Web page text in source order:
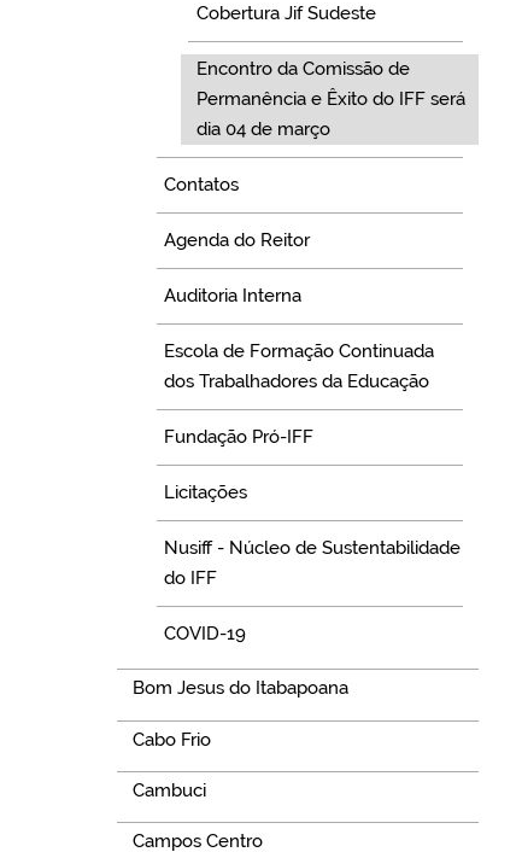
Cobertura Jif Sudeste
Encontro da Comissão de
Permanência e Êxito do IFF será
dia 04 de março
Contatos
Agenda do Reitor
Auditoria Interna
Escola de Formação Continuada
dos Trabalhadores da Educação
Fundação Pró-IFF
Licitações
Nusiff - Núcleo de Sustentabilidade
do IFF
COVID-19
Bom Jesus do Itabapoana
Cabo Frio
Cambuci
Campos Centro